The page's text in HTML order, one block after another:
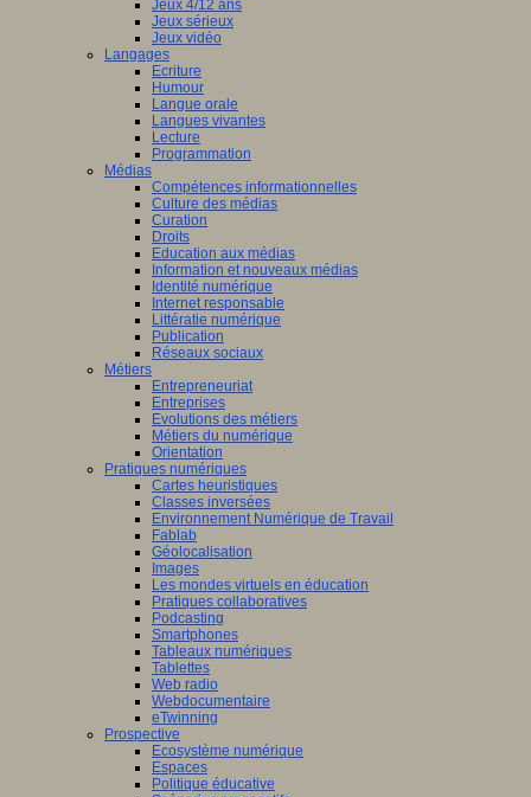
Jeux 4/12 ans
Jeux sérieux
Jeux vidéo
Langages
Ecriture
Humour
Langue orale
Langues vivantes
Lecture
Programmation
Médias
Compétences informationnelles
Culture des médias
Curation
Droits
Education aux médias
Information et nouveaux médias
Identité numérique
Internet responsable
Littératie numérique
Publication
Réseaux sociaux
Métiers
Entrepreneuriat
Entreprises
Evolutions des métiers
Métiers du numérique
Orientation
Pratiques numériques
Cartes heuristiques
Classes inversées
Environnement Numérique de Travail
Fablab
Géolocalisation
Images
Les mondes virtuels en éducation
Pratiques collaboratives
Podcasting
Smartphones
Tableaux numériques
Tablettes
Web radio
Webdocumentaire
eTwinning
Prospective
Ecosystème numérique
Espaces
Politique éducative